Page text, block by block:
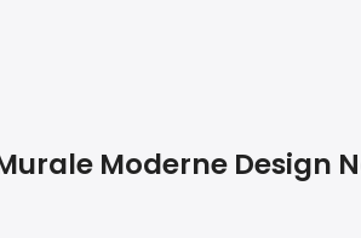
Moderne Design